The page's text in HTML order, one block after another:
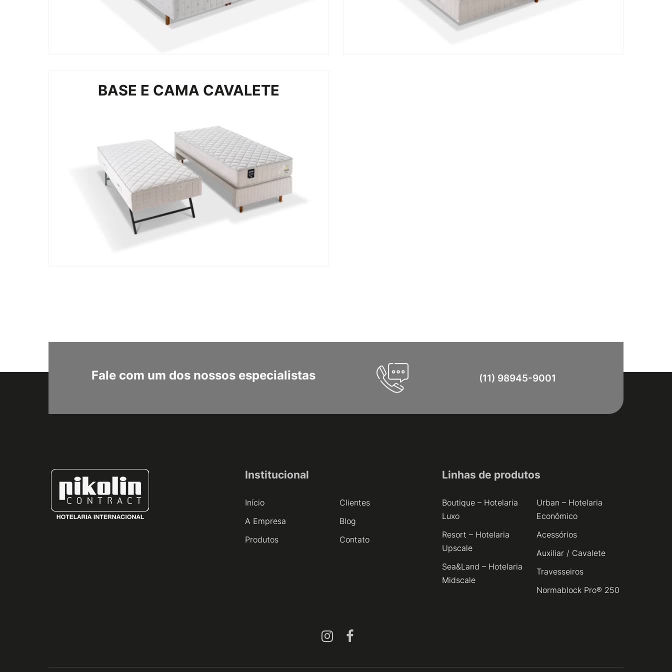
BASE E CAMA CAVALETE
Fale com um dos nossos especialistas (11) 98945-9001
Institucional
Início
A Empresa
Produtos
Clientes
Blog
Contato
Linhas de produtos
Boutique – Hotelaria
Luxo
Resort – Hotelaria
Upscale
Sea&Land – Hotelaria
Midscale
Urban – Hotelaria
Econômico
Acessórios
Auxiliar / Cavalete
Travesseiros
Normablock Pro® 250